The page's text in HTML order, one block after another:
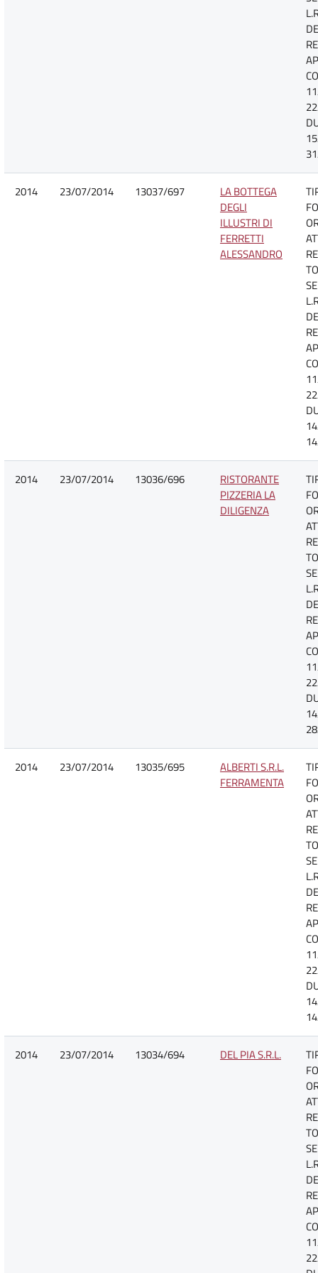
2014 23/07/2014 13037/697
LA BOTTEGA
DEGLI
ILLUSTRI DI
FERRETTI
ALESSANDRO
2014 23/07/2014 13036/696
RISTORANTE
PIZZERIA LA
DILIGENZA
2014 23/07/2014 13035/695
ALBERTI S.R.L.
FERRAMENTA
2014 23/07/2014 13034/694 DEL PIA S.R.L.